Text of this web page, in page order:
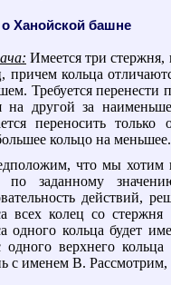
Ханойской башне
Имеется три
причем кольца
Требуется перенести
на другой за
переносить
кольцо на меньшее.
что мы хотим
по заданному
действий,
всех колец со
одного кольца будет
одного верхнего
с именем B.